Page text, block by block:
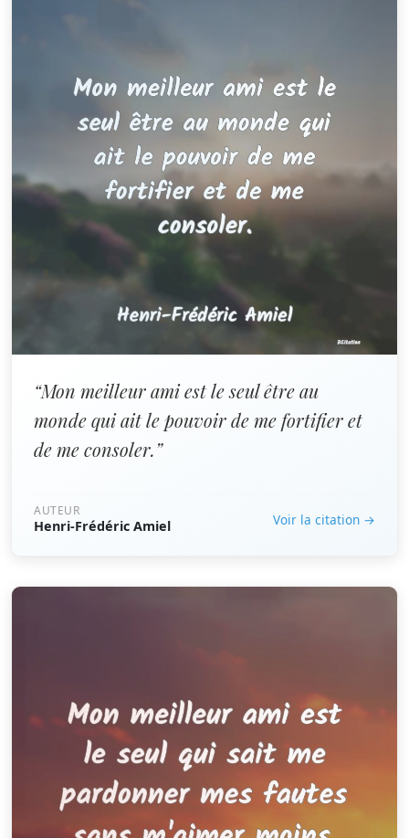
“Mon meilleur ami est le seul être au
monde qui ait le pouvoir de me fortifier et
de me consoler.”
AUTEUR
Henri-Frédéric Amiel Voir la citation →